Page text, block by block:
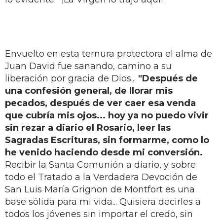
Envuelto en esta ternura protectora el alma de
Juan David fue sanando, camino a su
liberación por gracia de Dios... "Después de
una confesión general, de llorar mis
pecados, después de ver caer esa venda
que cubría mis ojos... hoy ya no puedo vivir
sin rezar a diario el Rosario, leer las
Sagradas Escrituras, sin formarme, como lo
he venido haciendo desde mi conversión.
Recibir la Santa Comunión a diario, y sobre
todo el Tratado a la Verdadera Devoción de
San Luis María Grignon de Montfort es una
base sólida para mi vida... Quisiera decirles a
todos los jóvenes sin importar el credo, sin